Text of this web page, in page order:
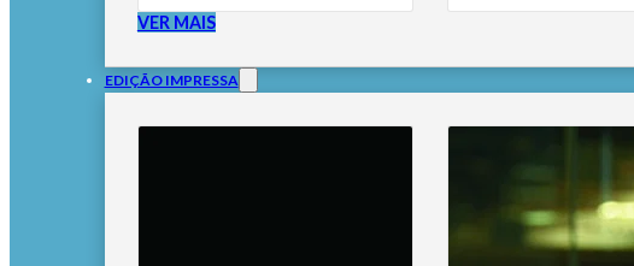
VER MAIS
EDIÇÃO IMPRESSA